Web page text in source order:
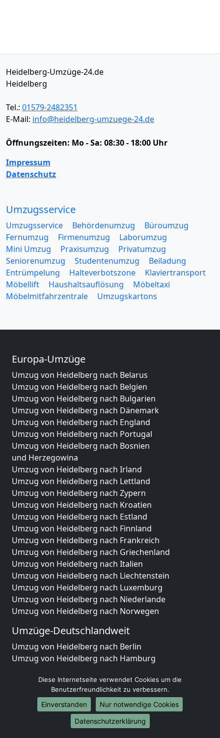
Heidelberg-Umzüge-24.de
Heidelberg
Tel.: 01579-2482351
E-Mail: info@heidelberg-umzuege-24.de
Öffnungszeiten: Mo - Sa: 08:30 - 18:00 Uhr
Impressum
Datenschutz
Umzugsservice
Umzugsservice Behördenumzug
Büroumzug
Fernumzug
Firmenumzug
Laborumzug
Mini Umzug
Praxisumzug
Privatumzug
Seniorenumzug
Studentenumzug
Beiladung
Entrümpelung
Halteverbotszone
Klaviertransport
Möbellift
Haushaltsauflösung
Möbeltaxi
Möbelmitfahrzentrale
Umzugskartons
Europa-Umzüge
Umzug von Heidelberg nach Belarus
Umzug von Heidelberg nach Belgien
Umzug von Heidelberg nach Bulgarien
Umzug von Heidelberg nach Dänemark
Umzug von Heidelberg nach England
Umzug von Heidelberg nach Portugal
Umzug von Heidelberg nach Bosnien
und Herzegowina
Umzug von Heidelberg nach Irland
Umzug von Heidelberg nach Lettland
Umzug von Heidelberg nach Zypern
Umzug von Heidelberg nach Kroatien
Umzug von Heidelberg nach Estland
Umzug von Heidelberg nach Finnland
Umzug von Heidelberg nach Frankreich
Umzug von Heidelberg nach Griechenland
Umzug von Heidelberg nach Italien
Umzug von Heidelberg nach Liechtenstein
Umzug von Heidelberg nach Luxemburg
Umzug von Heidelberg nach Niederlande
Umzug von Heidelberg nach Norwegen
Umzüge-Deutschlandweit
Umzug von Heidelberg nach Berlin
Umzug von Heidelberg nach Hamburg
Umzug von Heidelberg nach Köln
Umzug von Heidelberg nach Frankfurt am Main
Umzug von Heidelberg nach Stuttgart
Umzug von Heidelberg nach Düsseldorf
Umzug von Heidelberg nach Leipzig
Diese Internetseite verwendet Cookies um die
Benutzerfreundlichkeit zu verbessern.
Einverstanden
Nur notwendige Cookies
Datenschutzerklärung